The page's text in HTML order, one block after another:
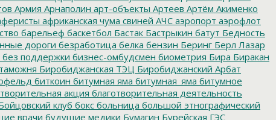
Армия Арнаполин арт-объекты Артеев Артём Акименко
африканская чума свиней АЧС аэропорт аэрофлот
барельеф баскетбол Бастак Бастрыкин батут Бедность
дороги безработица белка бензин Беринг Берл Лазар
без поддержки бизнес-омбудсмен биометрия Бира Биракан
Биробиджанская ТЭЦ Биробиджанский Арбат
биткоин битумная яма битумная_яма битумное
акция благотворительная деятельность
клуб бокс больница большой этнографический
врачи будущие медики Бумагин Бурейская ГЭС